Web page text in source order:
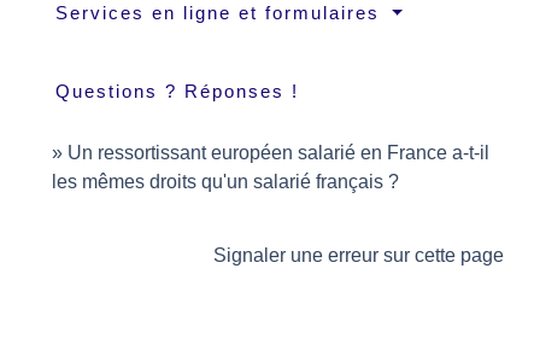
Services en ligne et formulaires
Questions ? Réponses !
Un ressortissant européen salarié en France a-t-il
les mêmes droits qu'un salarié français ?
Signaler une erreur sur cette page